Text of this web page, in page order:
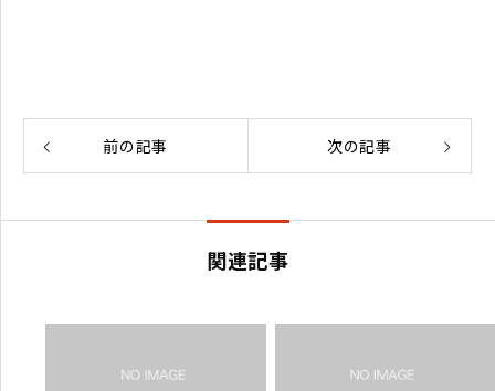
前の記事 次の記事
関連記事